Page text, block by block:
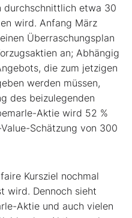
durchschnittlich etwa 30
wird. Anfang März
Überraschungsplan
an; Abhängig
die zum jetzigen
werden müssen,
des beizulegenden
Aktie wird 52 %
Schätzung von 300
Kursziel nochmal
wird. Dennoch sieht
Aktie und auch vielen